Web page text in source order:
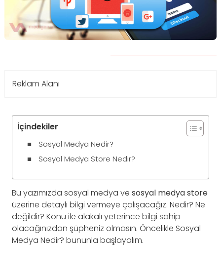
Reklam Alanı
İçindekiler
Sosyal Medya Nedir?
Sosyal Medya Store Nedir?
Bu yazımızda sosyal medya ve sosyal medya store
üzerine detaylı bilgi vermeye çalışacağız. Nedir? Ne
değildir? Konu ile alakalı yeterince bilgi sahip
olacağınızdan şüpheniz olmasın. Öncelikle Sosyal
Medya Nedir? bununla başlayalım.